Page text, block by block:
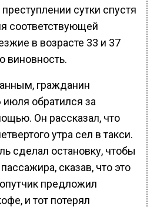
сутки спустя
соответствующей
в возрасте 33 и 37
виновность.
гражданин
обратился за
Он рассказал, что
утра сел в такси.
сделал остановку, чтобы
сказав, что это
предложил
и тот потерял